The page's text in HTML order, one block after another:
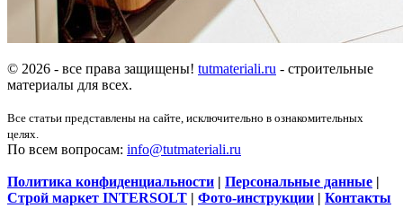
© 2026 - все права защищены! tutmateriali.ru - строительные
материалы для всех.
Все статьи представлены на сайте, исключительно в ознакомительных
целях.
По всем вопросам: info@tutmateriali.ru
Политика конфиденциальности | Персональные данные |
Строй маркет INTERSOLT | Фото-инструкции | Контакты